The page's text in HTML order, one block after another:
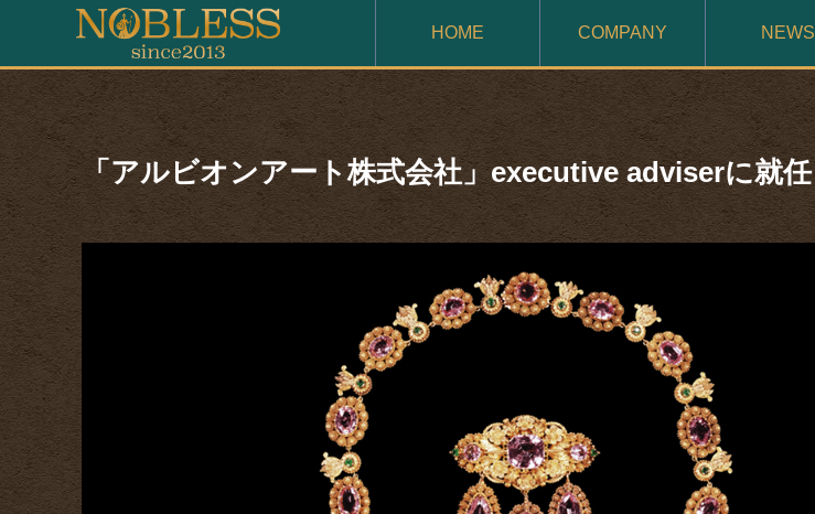
HOME COMPANY NEWS
「アルビオンアート株式会社」executive adviserに就任